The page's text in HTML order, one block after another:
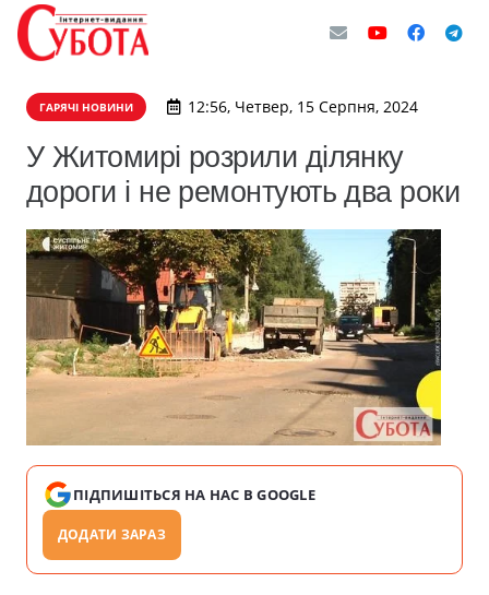
ГАРЯЧІ НОВИНИ 12:56, Четвер, 15 Серпня, 2024
У Житомирі розрили ділянку
дороги і не ремонтують два роки
ПІДПИШІТЬСЯ НА НАС В GOOGLE
ДОДАТИ ЗАРАЗ